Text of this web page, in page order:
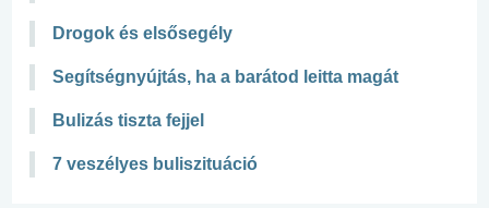
Drogok és elsősegély
Segítségnyújtás, ha a barátod leitta magát
Bulizás tiszta fejjel
7 veszélyes buliszituáció